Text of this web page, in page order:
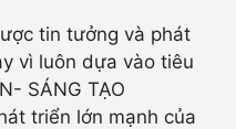
tin tưởng và phát
vì luôn dựa vào tiêu
SÁNG TẠO
triển lớn mạnh của